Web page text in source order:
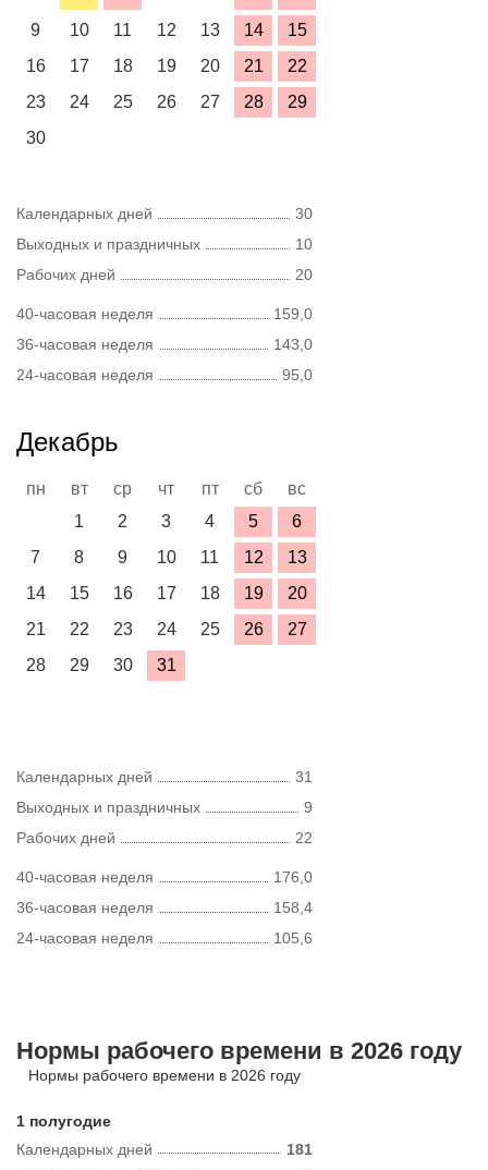
9
10 11 12 13 14
15
16
17 18 19 20 21
22
23
24 25 26 27 28
29
30
Календарных дней
30
Выходных и праздничных
10
Рабочих дней
20
40-часовая неделя
159,0
36-часовая неделя
143,0
24-часовая неделя
95,0
Декабрь
пн вт ср чт пт сб
вс
1
2 3 4 5
6
7
8 9 10 11 12
13
14
15 16 17 18 19
20
21
22 23 24 25 26
27
28
29 30 31
Календарных дней
31
Выходных и праздничных
9
Рабочих дней
22
40-часовая неделя
176,0
36-часовая неделя
158,4
24-часовая неделя
105,6
Нормы рабочего времени в 2026 году
Нормы рабочего времени в 2026 году
1 полугодие
Календарных дней
181